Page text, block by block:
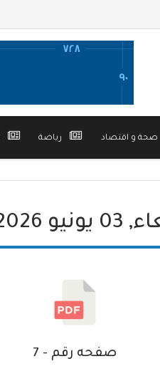
صحة و اقتصاد رياضة
صفحه رقم - 7